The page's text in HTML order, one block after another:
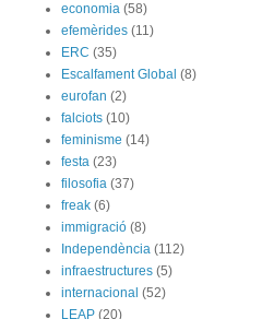
economia (58)
efemèrides (11)
ERC (35)
Escalfament Global (8)
eurofan (2)
falciots (10)
feminisme (14)
festa (23)
filosofia (37)
freak (6)
immigració (8)
Independència (112)
infraestructures (5)
internacional (52)
LEAP (20)